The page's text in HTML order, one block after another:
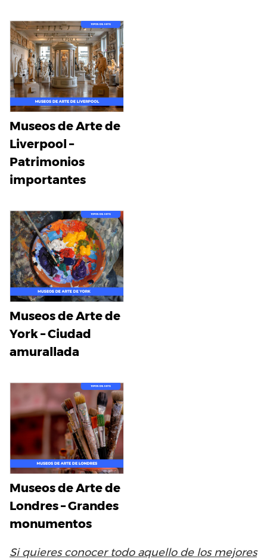
Museos de Arte de
Liverpool –
Patrimonios
importantes
Museos de Arte de
York – Ciudad
amurallada
Museos de Arte de
Londres – Grandes
monumentos
Si quieres conocer todo aquello de los mejores